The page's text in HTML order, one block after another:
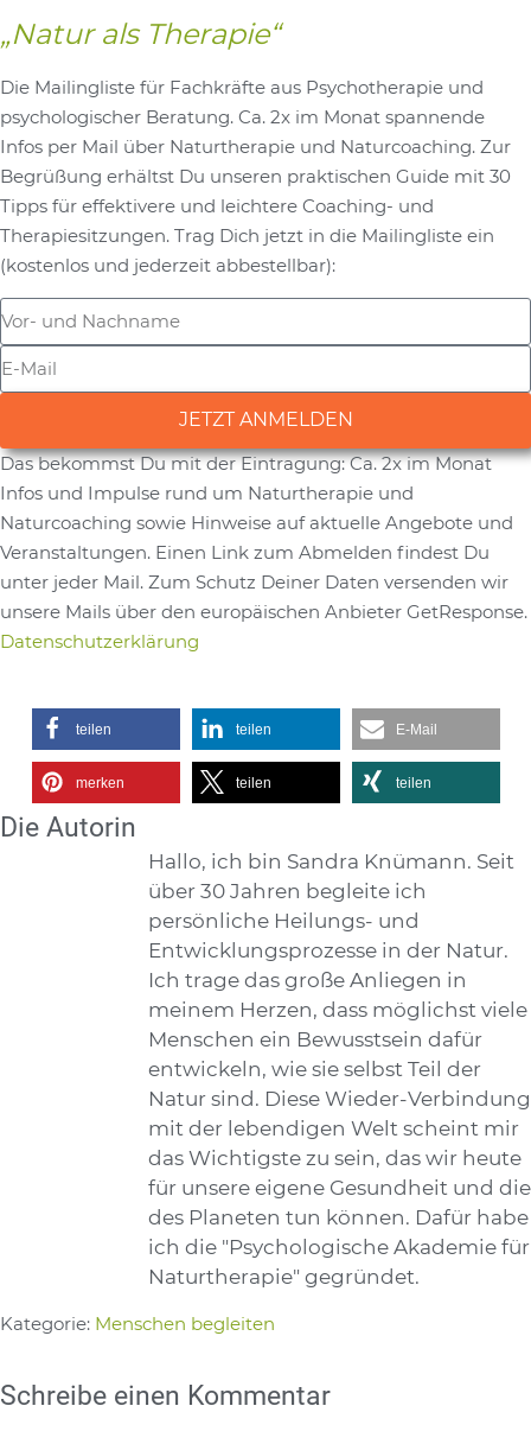
„Natur als Therapie“
Die Mailingliste für Fachkräfte aus Psychotherapie und
psychologischer Beratung. Ca. 2x im Monat spannende
Infos per Mail über Naturtherapie und Naturcoaching. Zur
Begrüßung erhältst Du unseren praktischen Guide mit 30
Tipps für effektivere und leichtere Coaching- und
Therapiesitzungen. Trag Dich jetzt in die Mailingliste ein
(kostenlos und jederzeit abbestellbar):
JETZT ANMELDEN
Alternative:
Das bekommst Du mit der Eintragung: Ca. 2x im Monat
Infos und Impulse rund um Naturtherapie und
Naturcoaching sowie Hinweise auf aktuelle Angebote und
Veranstaltungen. Einen Link zum Abmelden findest Du
unter jeder Mail. Zum Schutz Deiner Daten versenden wir
unsere Mails über den europäischen Anbieter GetResponse.
Datenschutzerklärung
teilen teilen E-Mail
merken teilen teilen
Die Autorin
Hallo, ich bin Sandra Knümann. Seit
über 30 Jahren begleite ich
persönliche Heilungs- und
Entwicklungsprozesse in der Natur.
Ich trage das große Anliegen in
meinem Herzen, dass möglichst viele
Menschen ein Bewusstsein dafür
entwickeln, wie sie selbst Teil der
Natur sind. Diese Wieder-Verbindung
mit der lebendigen Welt scheint mir
das Wichtigste zu sein, das wir heute
für unsere eigene Gesundheit und die
des Planeten tun können. Dafür habe
ich die "Psychologische Akademie für
Naturtherapie" gegründet.
Kategorie: Menschen begleiten
Schreibe einen Kommentar